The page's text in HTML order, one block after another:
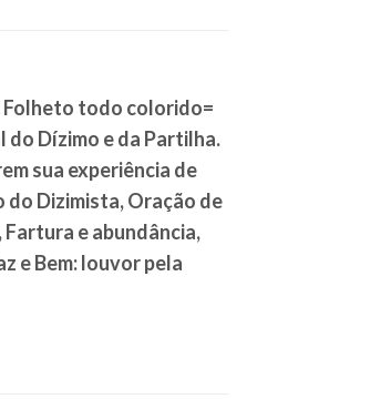
Folheto todo colorido=
do Dízimo e da Partilha.
sua experiência de
do Dizimista, Oração de
e abundância,
e Bem: louvor pela